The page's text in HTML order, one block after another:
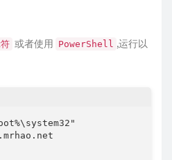
或者使用 PowerShell ,运行以